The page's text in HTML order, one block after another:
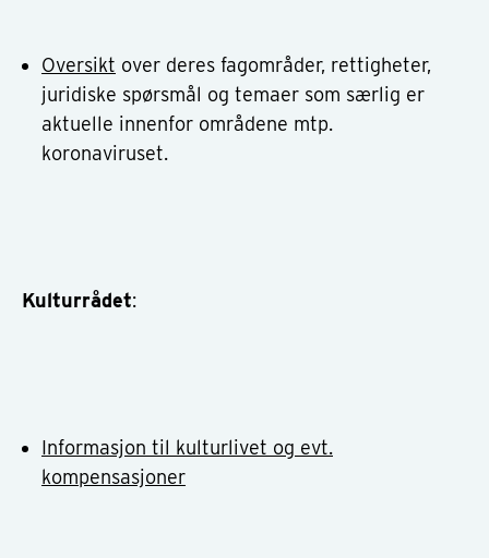
Oversikt over deres fagområder, rettigheter,
juridiske spørsmål og temaer som særlig er
aktuelle innenfor områdene mtp.
koronaviruset.
Kulturrådet:
Informasjon til kulturlivet og evt.
kompensasjoner